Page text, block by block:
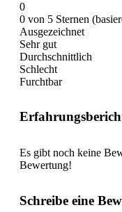
0
0 von 5 Sternen
Ausgezeichnet
Sehr gut
Durchschnittlich
Schlecht
Furchtbar
Es gibt noch keine
Bewertung!
Schreibe eine